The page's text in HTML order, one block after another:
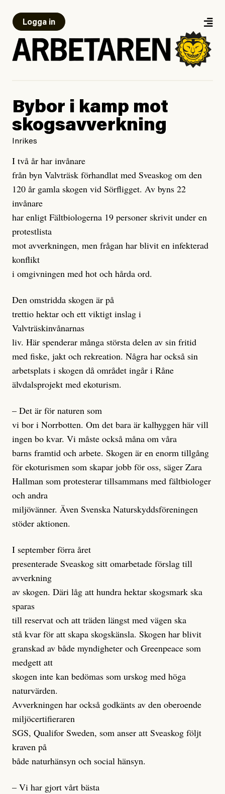
Logga in
Bybor i kamp mot
skogsavverkning
Inrikes
I två år har invånare
från byn Valvträsk förhandlat med Sveaskog om den
120 år gamla skogen vid Sörfligget. Av byns 22
invånare
har enligt Fältbiologerna 19 personer skrivit under en
protestlista
mot avverkningen, men frågan har blivit en infekterad
konflikt
i omgivningen med hot och hårda ord.
Den omstridda skogen är på
trettio hektar och ett viktigt inslag i
Valvträskinvånarnas
liv. Här spenderar många största delen av sin fritid
med fiske, jakt och rekreation. Några har också sin
arbetsplats i skogen då området ingår i Råne
älvdalsprojekt med ekoturism.
– Det är för naturen som
vi bor i Norrbotten. Om det bara är kalhyggen här vill
ingen bo kvar. Vi måste också måna om våra
barns framtid och arbete. Skogen är en enorm tillgång
för ekoturismen som skapar jobb för oss, säger Zara
Hallman som protesterar tillsammans med fältbiologer
och andra
miljövänner. Även Svenska Naturskyddsföreningen
stöder aktionen.
I september förra året
presenterade Sveaskog sitt omarbetade förslag till
avverkning
av skogen. Däri låg att hundra hektar skogsmark ska
sparas
till reservat och att träden längst med vägen ska
stå kvar för att skapa skogskänsla. Skogen har blivit
granskad av både myndigheter och Greenpeace som
medgett att
skogen inte kan bedömas som urskog med höga
naturvärden.
Avverkningen har också godkänts av den oberoende
miljöcertifieraren
SGS, Qualifor Sweden, som anser att Sveaskog följt
kraven på
både naturhänsyn och social hänsyn.
– Vi har gjort vårt bästa